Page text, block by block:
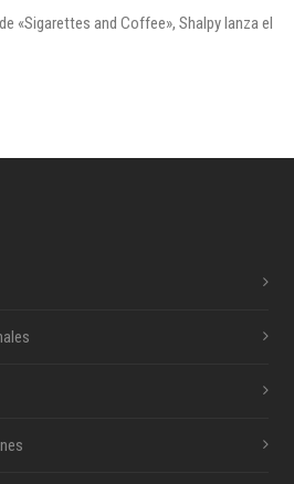
«Sigarettes and Coffee», Shalpy lanza el